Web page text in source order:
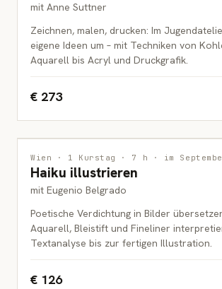
mit Anne Suttner
Zeichnen, malen, drucken: Im
eigene Ideen um – mit Techniken von
Aquarell bis Acryl und Druckgrafik.
€ 273
ILLUSTRATION
ERWACHSENE
Wien · 1 Kurstag · 7 h · im
Haiku illustrieren
mit Eugenio Belgrado
Poetische Verdichtung in Bilder
Aquarell, Bleistift und Fineliner
Textanalyse bis zur fertigen Illustration.
€ 126